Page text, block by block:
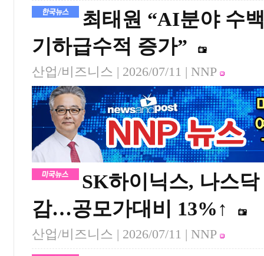
최태원 “AI분야 수
기하급수적 증가”
산업/비즈니스 | 2026/07/11 | NNP
SK하이닉스, 나스
감…공모가대비 13%↑
산업/비즈니스 | 2026/07/11 | NNP